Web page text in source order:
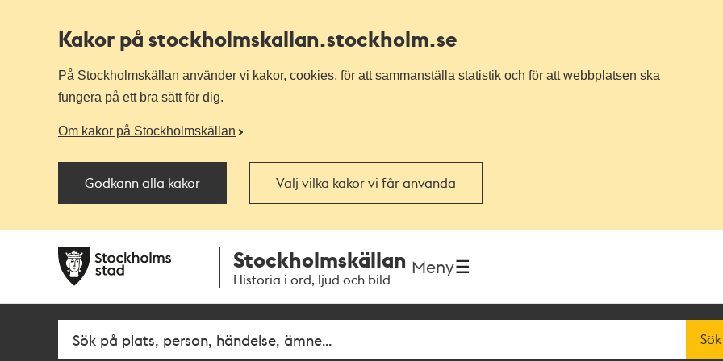
Kakor på stockholmskallan.stockholm.se
På Stockholmskällan använder vi kakor, cookies, för att sammanställa statistik och för att webbplatsen ska
fungera på ett bra sätt för dig.
Om kakor på Stockholmskällan
Godkänn alla kakor Välj vilka kakor vi får använda
navigationen
huvudinnehållet
Stockholmskällan
Historia i ord, ljud och bild
Meny
Fritextsök Sök